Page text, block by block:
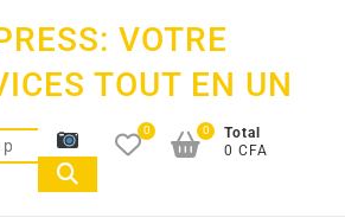
VOTRE
TOUT EN UN
Recherche
pour :
0
Total
0 CFA
0